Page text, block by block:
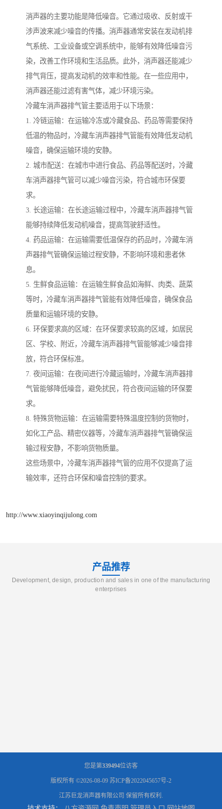
消声器的主要功能是降低噪音。它通过吸收、反射或干
涉声波来减少噪音的传播。消声器通常安装在发动机排
气系统、工业设备或空调系统中，能够有效降低噪音污
染，改善工作环境和生活品质。此外，消声器还能减少
排气背压，提高发动机的效率和性能。在一些应用中，
消声器还能过滤有害气体，减少环境污染。
冷藏车消声器排气管主要适用于以下场景：
1. 冷链运输：在运输冷冻或冷藏食品、药品等需要保持
低温的物品时，冷藏车消声器排气管能有效降低发动机
噪音，确保运输环境的安静。
2. 城市配送：在城市中进行食品、药品等配送时，冷藏
车消声器排气管可以减少噪音污染，符合城市环保要
求。
3. 长途运输：在长途运输过程中，冷藏车消声器排气管
能够持续降低发动机噪音，提高驾驶舒适性。
4. 药品运输：在运输需要低温保存的药品时，冷藏车消
声器排气管确保运输过程安静，不影响环境和患者休
息。
5. 生鲜食品运输：在运输生鲜食品如海鲜、肉类、蔬菜
等时，冷藏车消声器排气管能有效降低噪音，确保食品
质量和运输环境的安静。
6. 环保要求高的区域：在环保要求较高的区域，如居民
区、学校、附近，冷藏车消声器排气管能够减少噪音排
放，符合环保标准。
7. 夜间运输：在夜间进行冷藏运输时，冷藏车消声器排
气管能够降低噪音，避免扰民，符合夜间运输的环保要
求。
8. 特殊货物运输：在运输需要特殊温度控制的货物时，
如化工产品、精密仪器等，冷藏车消声器排气管确保运
输过程安静，不影响货物质量。
这些场景中，冷藏车消声器排气管的应用不仅提高了运
输效率，还符合环保和噪音控制的要求。
http://www.xiaoyinqijulong.com
产品推荐
Development, design, production and sales in one of the manufacturing
enterprises
您是第339494位访客
版权所有 ©2026-08-09 苏ICP备2022045657号-2
江苏巨龙消声器有限公司 保留所有权利.